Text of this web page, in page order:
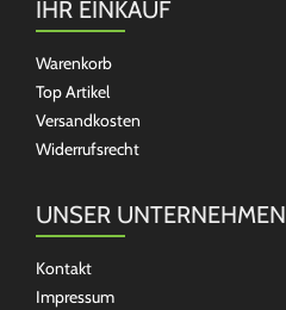
IHR EINKAUF
Warenkorb
Top Artikel
Versandkosten
Widerrufsrecht
UNSER UNTERNEHMEN
Kontakt
Impressum